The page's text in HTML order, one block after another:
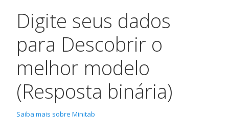
Digite seus dados
para Descobrir o
melhor modelo
(Resposta binária)
Saiba mais sobre Minitab